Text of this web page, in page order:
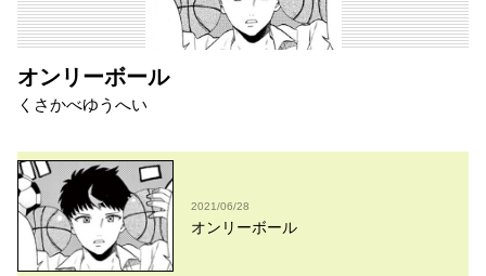
オンリーボール
くさかべゆうへい
2021/06/28
オンリーボール